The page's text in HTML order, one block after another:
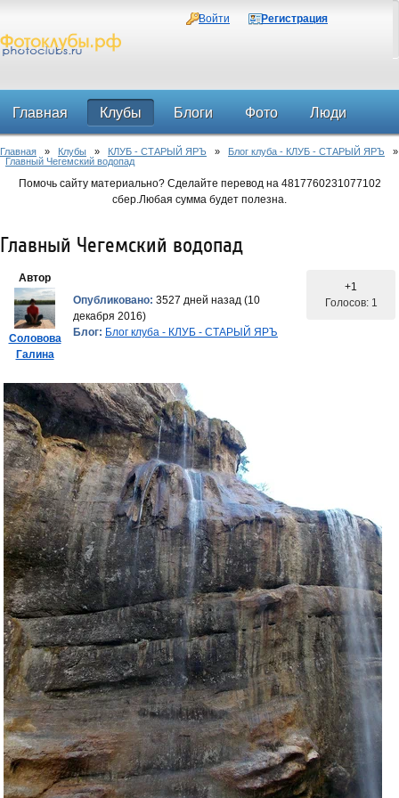
Войти Регистрация
Главная Клубы Блоги Фото Люди
Форум
Главная » Клубы » КЛУБ - СТАРЫЙ ЯРЪ » Блог клуба - КЛУБ - СТАРЫЙ ЯРЪ »
Главный Чегемский водопад
Помочь сайту материально? Сделайте перевод на 4817760231077102
сбер.Любая сумма будет полезна.
Главный Чегемский водопад
Автор
Соловова
Галина
Опубликовано: 3527 дней назад (10
декабря 2016)
Блог: Блог клуба - КЛУБ - СТАРЫЙ ЯРЪ
+1
Голосов: 1